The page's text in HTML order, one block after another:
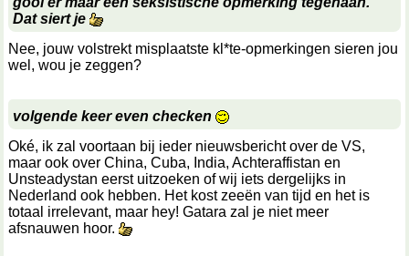
Dat siert je
Nee, jouw volstrekt misplaatste kl*te-opmerkingen sieren jou
wel, wou je zeggen?
volgende keer even checken
Oké, ik zal voortaan bij ieder nieuwsbericht over de VS,
maar ook over China, Cuba, India, Achteraffistan en
Unsteadystan eerst uitzoeken of wij iets dergelijks in
Nederland ook hebben. Het kost zeeën van tijd en het is
totaal irrelevant, maar hey! Gatara zal je niet meer
afsnauwen hoor.